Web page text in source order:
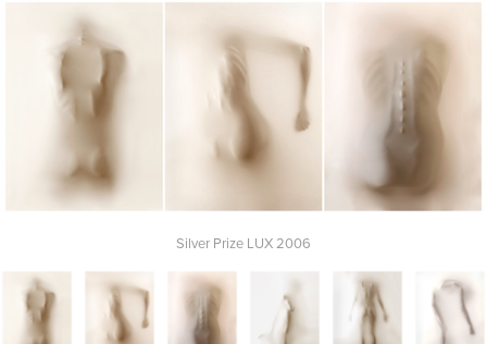
Silver Prize LUX 2006